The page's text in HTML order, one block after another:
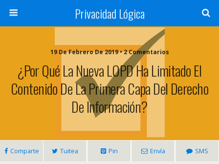
Privacidad Lógica
19 De Febrero De 2019 • 2 Comentarios
¿Por Qué La Nueva LOPD Ha Limitado El
Contenido De La Primera Capa Del Derecho
De Información?
Comparte Tuitea Pin Envía SMS